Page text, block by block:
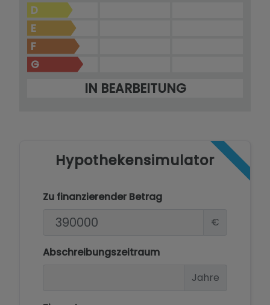
D
E
F
G
IN BEARBEITUNG
Hypothekensimulator
Zu finanzierender Betrag
€
Abschreibungszeitraum
Jahre